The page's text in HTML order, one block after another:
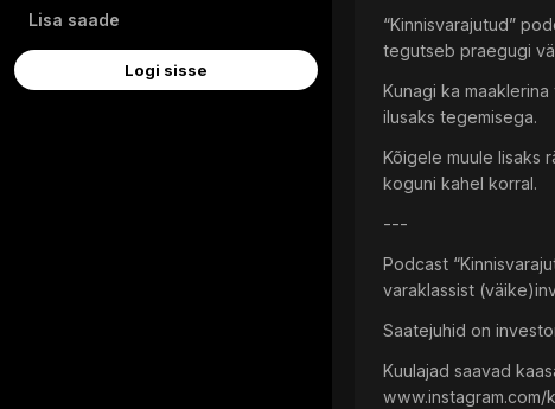
Lisa saade
Logi sisse
“Kinnisvarajutud”
tegutseb praegugi
Kunagi ka
ilusaks tegemisega.
Kõigele muule lisaks
koguni kahel korral.
---
Podcast
varaklassist
Saatejuhid on
Kuulajad saavad
www.instagram.com/